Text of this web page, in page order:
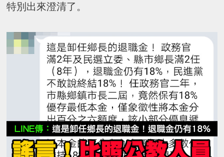
特別出來澄清了。